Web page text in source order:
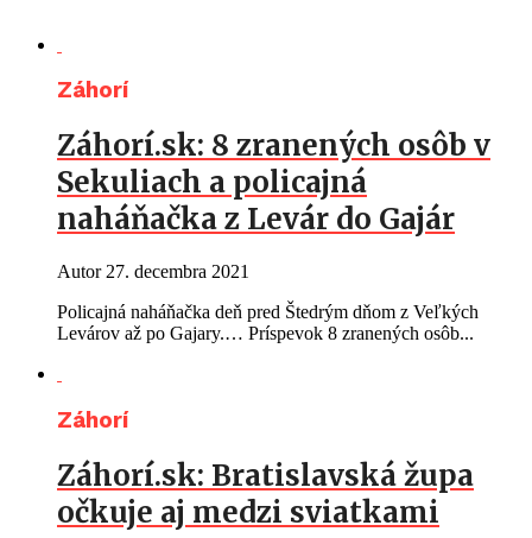
Záhorí
Záhorí.sk: 8 zranených osôb v
Sekuliach a policajná
naháňačka z Levár do Gajár
Autor 27. decembra 2021
Policajná naháňačka deň pred Štedrým dňom z Veľkých
Levárov až po Gajary.… Príspevok 8 zranených osôb...
Záhorí
Záhorí.sk: Bratislavská župa
očkuje aj medzi sviatkami